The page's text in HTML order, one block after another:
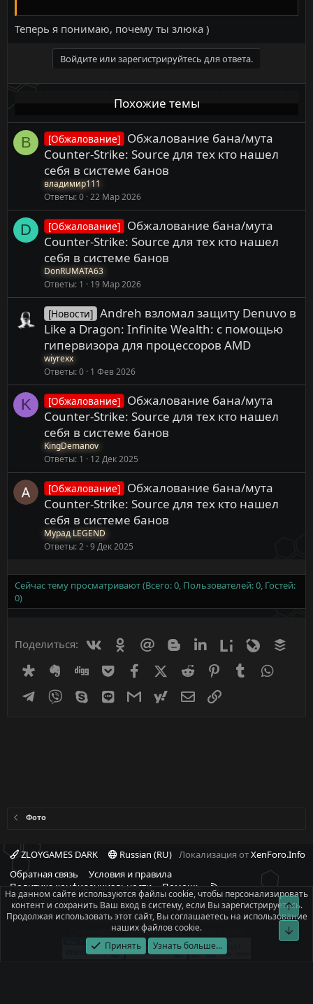
Теперь я понимаю, почему ты злюка )
Войдите или зарегистрируйтесь для ответа.
Похожие темы
В [Обжалование] Обжалование бана/мута
Counter-Strike: Source для тех кто нашел
себя в системе банов
владимир111
Ответы 0 22 Мар 2026
D [Обжалование] Обжалование бана/мута
Counter-Strike: Source для тех кто нашел
себя в системе банов
DonRUMATA63
Ответы 1 19 Мар 2026
[Новости] Andreh взломал защиту Denuvo в
Like a Dragon: Infinite Wealth: с помощью
гипервизора для процессоров AMD
wiyrexx
Ответы 0 1 Фев 2026
K [Обжалование] Обжалование бана/мута
Counter-Strike: Source для тех кто нашел
себя в системе банов
KingDemanov
Ответы 1 12 Дек 2025
[Обжалование] Обжалование бана/мута
Counter-Strike: Source для тех кто нашел
себя в системе банов
Мурад LEGEND
Ответы 2 9 Дек 2025
Сейчас тему просматривают (Всего: 0, Пользователей: 0, Гостей:
0)
Поделиться: ВконтактеОдноклассники
Mail.ru BloggerLinkedinLiveinternet
Livejournal
DiasporaEvernoteDigg GetpocketFacebookX (Twitter)
Reddit PinterestTumblr
Telegram
Viber Skype Line GmailyahoomailЭлектронная почта
Фото
ZLOYGAMES DARK Russian (RU) Локализация отXenForo.Info
Обратная связь
Условия и правила
Политика конфиденциальности
Помощь
R
S
S
При полном или частичном использовании материалов сайта -
ссылка на источник обязательна!
Copyright © 2008-2026, ZLOYGAMES.COM
На данном сайте используются файлы cookie, чтобы персонализировать
контент и сохранить Ваш вход в систему, если Вы зарегистрируетесь.
Продолжая использовать этот сайт, Вы соглашаетесь на использование
наших файлов cookie.
Принять
Узнать больше...